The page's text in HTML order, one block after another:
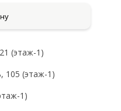
(этаж-1)
105 (этаж-1)
1)